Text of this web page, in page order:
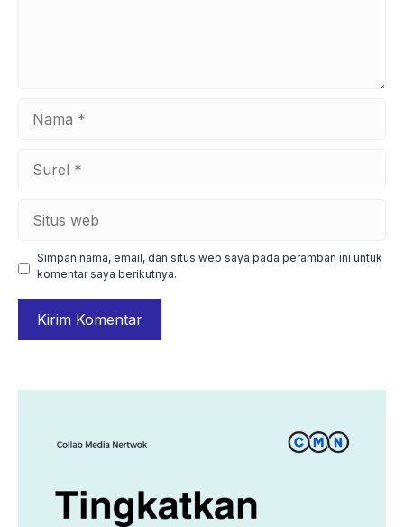
web
Simpan nama, email, dan situs web saya pada peramban ini untuk
komentar saya berikutnya.